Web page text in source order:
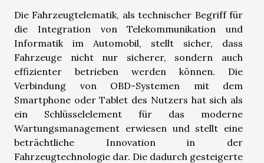
Die Fahrzeugtelematik, als technischer Begriff für
die Integration von Telekommunikation und
Informatik im Automobil, stellt sicher, dass
Fahrzeuge nicht nur sicherer, sondern auch
effizienter betrieben werden können. Die
Verbindung von OBD-Systemen mit dem
Smartphone oder Tablet des Nutzers hat sich als
ein Schlüsselelement für das moderne
Wartungsmanagement erwiesen und stellt eine
beträchtliche Innovation in der
Fahrzeugtechnologie dar. Die dadurch gesteigerte